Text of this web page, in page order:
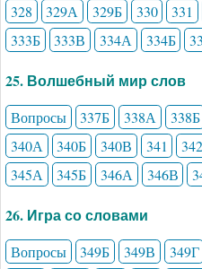
328
329А 329Б 330 331
333Б
333В 334А 334Б
25. Волшебный мир слов
Вопросы 337Б 338А 338Б
340А
340Б 340В 341
345А
345Б 346А 346В
26. Игра со словами
Вопросы 349Б 349В 349Г